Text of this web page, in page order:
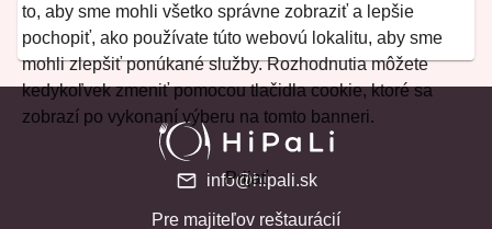
to, aby sme mohli všetko správne zobraziť a lepšie
pochopiť, ako používate túto webovú lokalitu, aby sme
mohli zlepšiť ponúkané služby. Rozhodnutia môžete
kedykoľvek zmeniť pomocou tlačidla cookie, ktoré sa
zobrazí po vykonaní výberu na tomto banneri.
Prijať
info@hipali.sk
Pre majiteľov reštaurácií